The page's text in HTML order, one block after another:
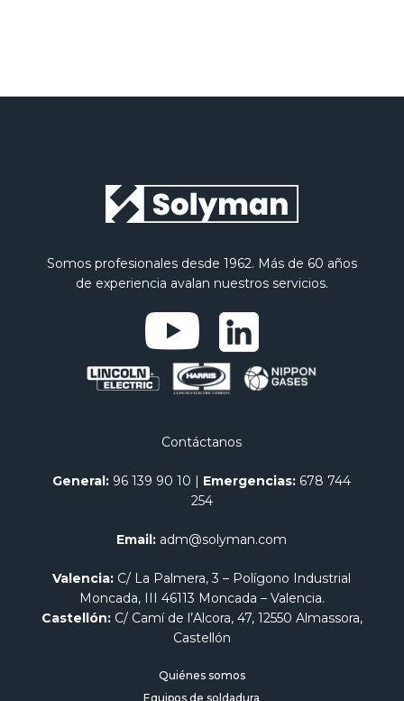
Somos profesionales desde 1962. Más de 60 años
de experiencia avalan nuestros servicios.
Quiénes somos
Equipos de soldadura
Contáctanos
General: 96 139 90 10 | Emergencias: 678 744
254
Email: adm@solyman.com
Valencia: C/ La Palmera, 3 – Polígono Industrial
Moncada, III 46113 Moncada – Valencia.
Castellón:C/ Camí de l’Alcora, 47, 12550 Almassora,
Castellón